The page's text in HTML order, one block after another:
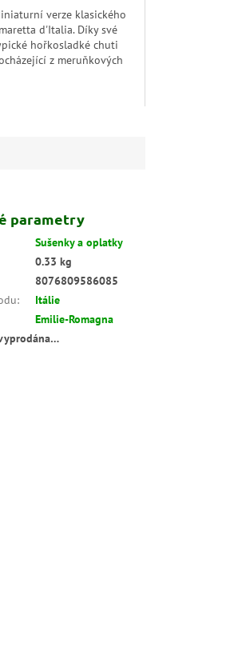
verze klasického
d'Italia. Díky své
hořkosladké chuti
z meruňkových
parametry
Sušenky a oplatky
0.33 kg
8076809586085
:
Itálie
Emilie-Romagna